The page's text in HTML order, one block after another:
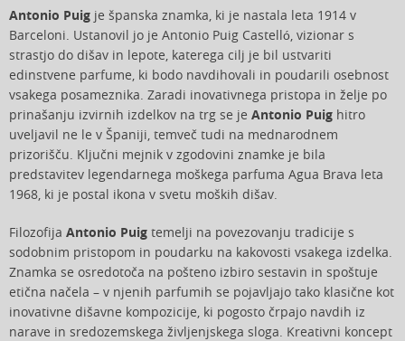
Antonio Puig je španska znamka, ki je nastala leta 1914 v
Barceloni. Ustanovil jo je Antonio Puig Castelló, vizionar s
strastjo do dišav in lepote, katerega cilj je bil ustvariti
edinstvene parfume, ki bodo navdihovali in poudarili osebnost
vsakega posameznika. Zaradi inovativnega pristopa in želje po
prinašanju izvirnih izdelkov na trg se je Antonio Puig hitro
uveljavil ne le v Španiji, temveč tudi na mednarodnem
prizorišču. Ključni mejnik v zgodovini znamke je bila
predstavitev legendarnega moškega parfuma Agua Brava leta
1968, ki je postal ikona v svetu moških dišav.
Filozofija Antonio Puig temelji na povezovanju tradicije s
sodobnim pristopom in poudarku na kakovosti vsakega izdelka.
Znamka se osredotoča na pošteno izbiro sestavin in spoštuje
etična načela – v njenih parfumih se pojavljajo tako klasične kot
inovativne dišavne kompozicije, ki pogosto črpajo navdih iz
narave in sredozemskega življenjskega sloga. Kreativni koncept